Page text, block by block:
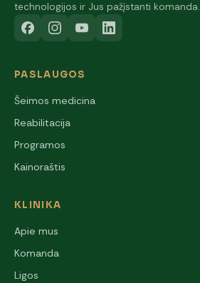
technologijos ir Jus pažįstanti komanda.
PASLAUGOS
Šeimos medicina
Reabilitacija
Programos
Kainoraštis
KLINIKA
Apie mus
Komanda
Ligos